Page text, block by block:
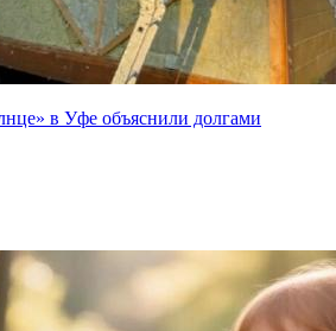
в Уфе объяснили долгами